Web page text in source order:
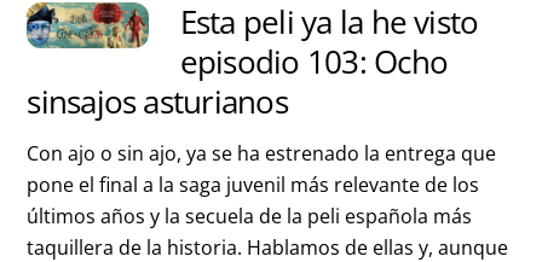
Esta peli ya la he visto
episodio 103: Ocho
sinsajos asturianos
Con ajo o sin ajo, ya se ha estrenado la entrega que
pone el final a la saga juvenil más relevante de los
últimos años y la secuela de la peli española más
taquillera de la historia. Hablamos de ellas y, aunque